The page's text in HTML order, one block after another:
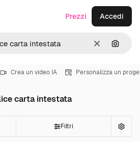
CancellaCerca
Prezzi Accedi
Crea un video IA Personalizza un
carta intestata
Filtri